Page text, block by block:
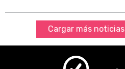
Cargar más noticias